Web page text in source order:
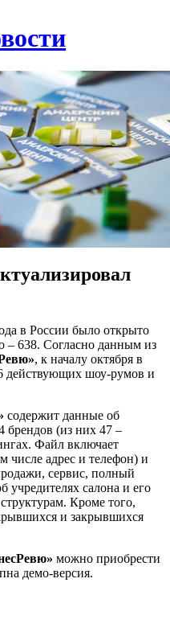
в России было открыто
– 638. Согласно данным из
, к началу октября в
действующих шоу-румов и
содержит данные об
брендов (из них 47 –
Файл включает
числе адрес и телефон) и
сервис, полный
учредителях салона и его
Кроме того,
и закрывшихся
можно приобрести
демо-версия.